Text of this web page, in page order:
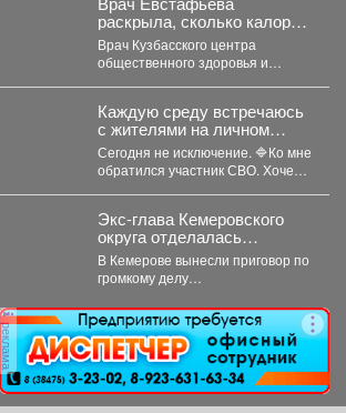
происшествий особенно высок.
Основная...
раскрыла, сколько калорий
нужно потреблять
кормящей маме
Врач Кузбасского центра
общественного здоровья и
количество калорий зависит...
Каждую среду встречаюсь
с жителями на личном
приёме.
Сегодня не исключение. 🔷Ко мне
обратился участник СВО. Хочет
Экс-глава Кемеровского
округа отделалась
условкой за ущерб на 300
млн рублей
В Кемерове вынесли приговор по
громкому делу
которая попалась на
злоупотреблении властью. ...
реклама